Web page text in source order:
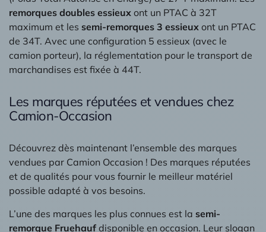
remorques doubles essieux ont un PTAC à 32T
maximum et les semi-remorques 3 essieux ont un PTAC
de 34T. Avec une configuration 5 essieux (avec le
camion porteur), la réglementation pour le transport de
marchandises est fixée à 44T.
Les marques réputées et vendues chez
Camion-Occasion
Découvrez dès maintenant l’ensemble des marques
vendues par Camion Occasion ! Des marques réputées
et de qualités pour vous fournir le meilleur matériel
possible adapté à vos besoins.
L’une des marques les plus connues est la semi-
remorque Fruehauf disponible en occasion. Leur slogan